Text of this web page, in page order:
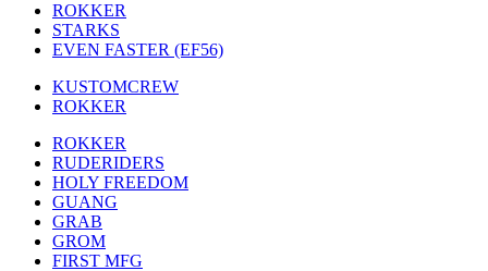
ROKKER
STARKS
EVEN FASTER (EF56)
KUSTOMCREW
ROKKER
ROKKER
RUDERIDERS
HOLY FREEDOM
GUANG
GRAB
GROM
FIRST MFG